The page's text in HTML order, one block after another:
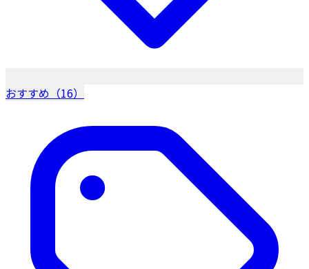
おすすめ（16）